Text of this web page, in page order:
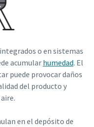
o en sistemas
acumular humedad. El
puede provocar daños
del producto y
en el depósito de